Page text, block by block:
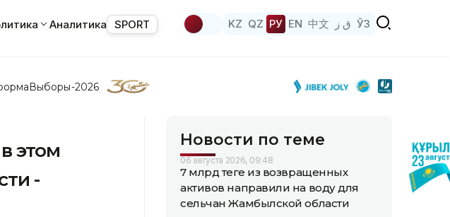
Аналитика SPORT KZ QZ РУ EN 中文 ق ز ЎЗ
Выборы-2026
этом
-
Новости по теме
06 августа 2026, 09:48
7 млрд теңге из возвращенных
активов направили на воду для
сельчан Жамбылской области